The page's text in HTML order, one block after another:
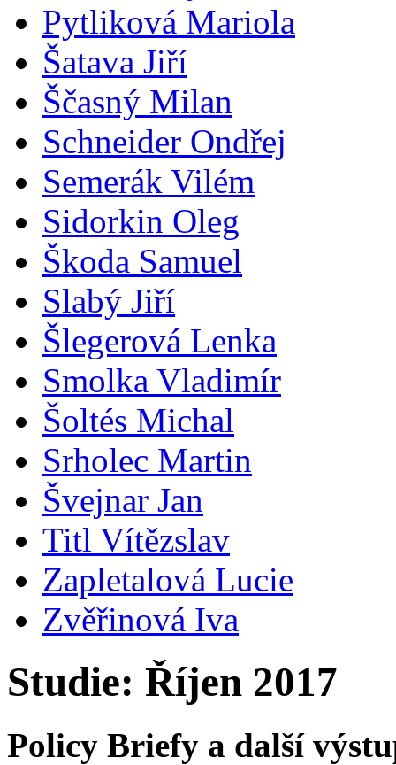
Pytliková Mariola
Šatava Jiří
Ščasný Milan
Schneider Ondřej
Semerák Vilém
Sidorkin Oleg
Škoda Samuel
Slabý Jiří
Šlegerová Lenka
Smolka Vladimír
Šoltés Michal
Srholec Martin
Švejnar Jan
Titl Vítězslav
Zapletalová Lucie
Zvěřinová Iva
Studie: Říjen 2017
Policy Briefy a další